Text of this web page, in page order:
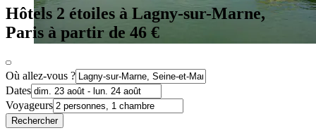
Hôtels 2 étoiles à Lagny-sur-Marne,
Paris à partir de 46 €
Où allez-vous ?
Dates
Voyageurs
Rechercher